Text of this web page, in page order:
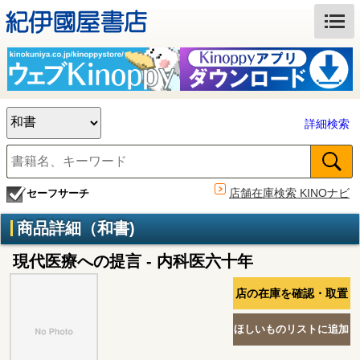
詳細検索
セーフサーチ 店舗在庫検索 KINOナビ
商品詳細（和書)
現代医療への提言 - 内科医六十年